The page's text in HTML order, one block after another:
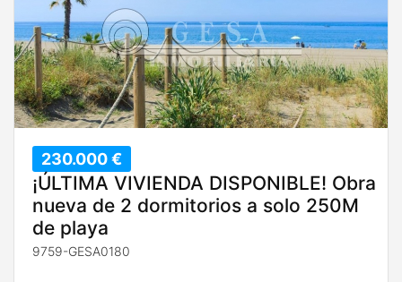
230.000 €
¡ÚLTIMA VIVIENDA DISPONIBLE! Obra
nueva de 2 dormitorios a solo 250M
de playa
9759-GESA0180